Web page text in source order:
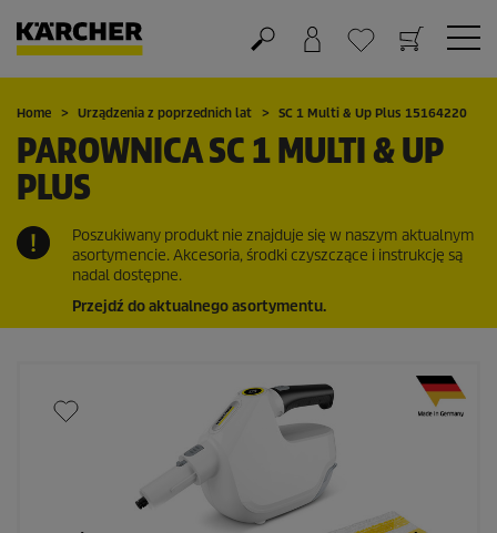
Koszyk
Lista życzeń
Home Urządzenia z poprzednich lat SC 1 Multi & Up Plus 15164220
PAROWNICA SC 1 MULTI & UP
PLUS
Poszukiwany produkt nie znajduje się w naszym aktualnym
asortymencie. Akcesoria, środki czyszczące i instrukcję są
nadal dostępne.
Przejdź do aktualnego asortymentu.